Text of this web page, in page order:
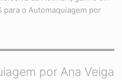
o Automaquiagem por
por Ana Veiga